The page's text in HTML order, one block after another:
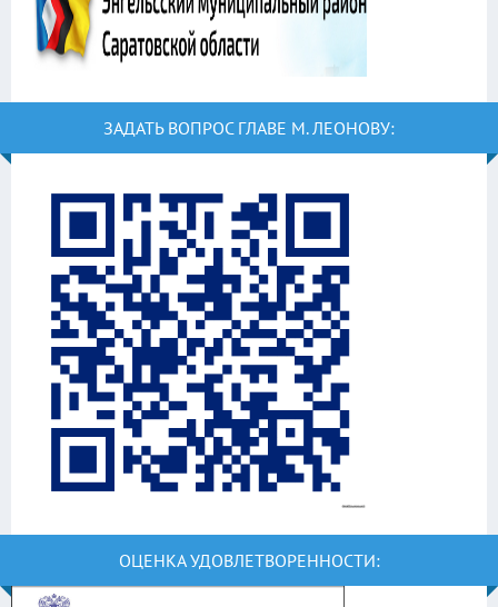
ЗАДАТЬ ВОПРОС ГЛАВЕ М. ЛЕОНОВУ:
ОЦЕНКА УДОВЛЕТВОРЕННОСТИ: